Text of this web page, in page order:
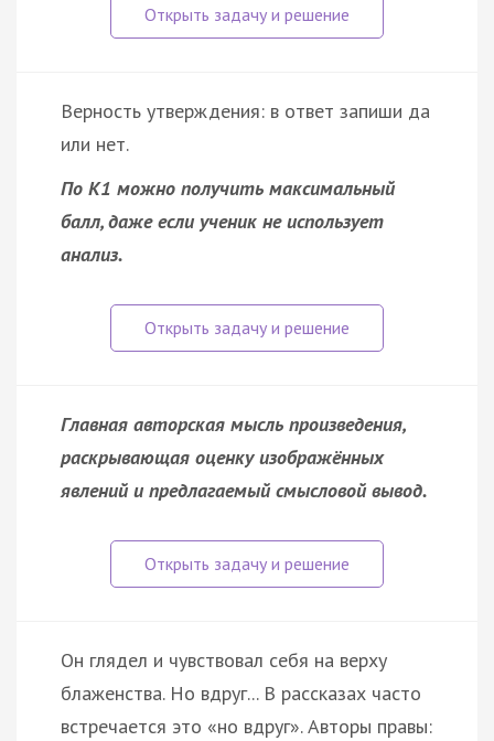
Верность утверждения: в ответ запиши да
или нет.
По К1 можно получить максимальный
балл, даже если ученик не использует
анализ.
Главная авторская мысль произведения,
раскрывающая оценку изображённых
явлений и предлагаемый смысловой вывод.
Он глядел и чувствовал себя на верху
блаженства. Но вдруг... В рассказах часто
встречается это «но вдруг». Авторы правы: